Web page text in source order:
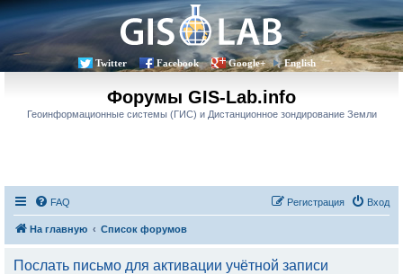
Twitter Facebook Google+ English
Форумы GIS-Lab.info
Геоинформационные системы (ГИС) и Дистанционное зондирование Земли
FAQ Вход
Регистрация
На главную Список форумов
Послать письмо для активации учётной записи